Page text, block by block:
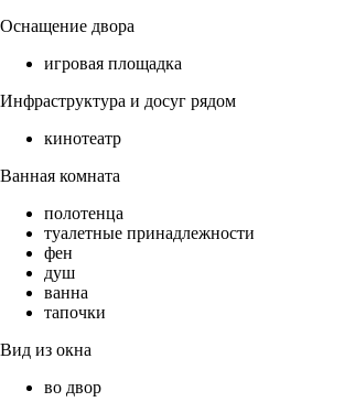
Оснащение двора
игровая площадка
Инфраструктура и досуг рядом
кинотеатр
Ванная комната
полотенца
туалетные принадлежности
фен
душ
ванна
тапочки
Вид из окна
во двор